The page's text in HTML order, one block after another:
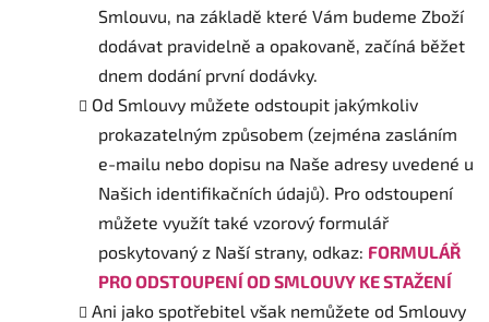
Smlouvu, na základě které Vám budeme Zboží
dodávat pravidelně a opakovaně, začíná běžet
dnem dodání první dodávky.
Od Smlouvy můžete odstoupit jakýmkoliv
prokazatelným způsobem (zejména zasláním
e-mailu nebo dopisu na Naše adresy uvedené u
Našich identifikačních údajů). Pro odstoupení
můžete využít také vzorový formulář
poskytovaný z Naší strany, odkaz: FORMULÁŘ
PRO ODSTOUPENÍ OD SMLOUVY KE STAŽENÍ
Ani jako spotřebitel však nemůžete od Smlouvy